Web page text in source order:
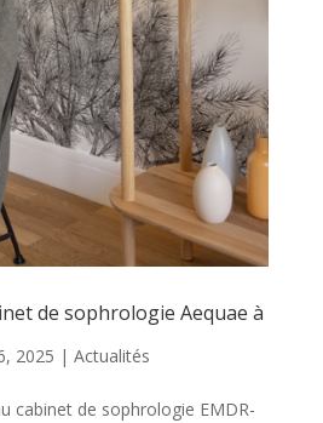
de sophrologie Aequae à
2025 | Actualités
cabinet de sophrologie EMDR-